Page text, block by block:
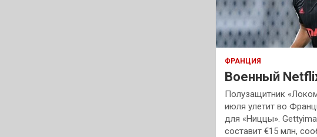
ФРАНЦИЯ
Военный
Полузащитник
июля улетит во
для «Ниццы».
составит €15 млн,